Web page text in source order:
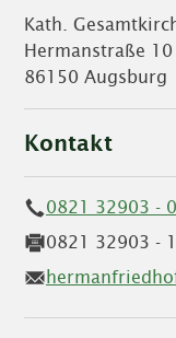
Kath.
Hermanstraße 10
86150 Augsburg
Kontakt
0821 32903 - 0
0821 32903 -